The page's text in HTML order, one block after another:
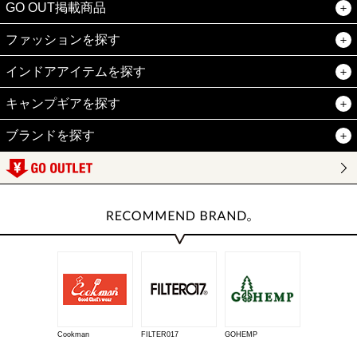
GO OUT掲載商品
ファッションを探す
インドアアイテムを探す
キャンプギアを探す
ブランドを探す
Cookman FILTER017 GOHEMP